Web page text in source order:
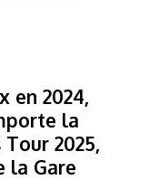
en 2024,
la
2025,
la Gare